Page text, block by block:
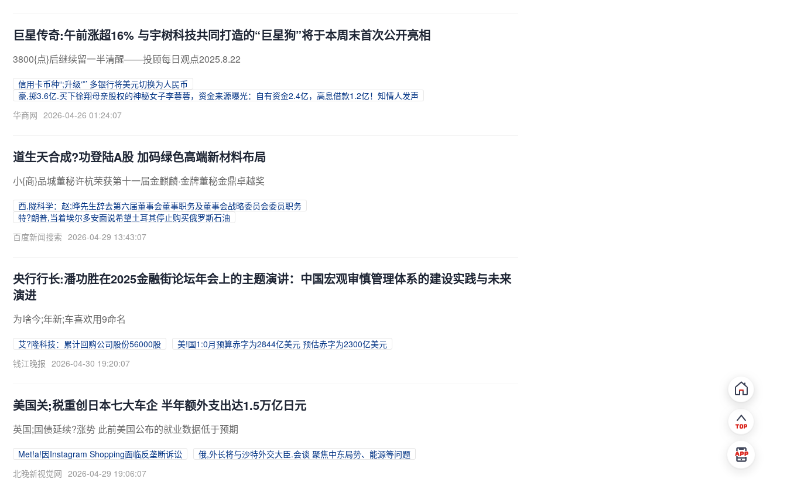
巨星传奇:午前涨超16% 与宇树科技共同打造的“巨星狗”将于本周末首次公开亮相
3800{点}后继续留一半清醒——投顾每日观点2025.8.22
信用卡币种“;升级‘”’ 多银行将美元切换为人民币
豪,掷3.6亿.买下徐翔母亲股权的神秘女子李蓉蓉，资金来源曝光：自有资金2.4亿，高息借款1.2亿！知情人发声
华商网 2026-04-26 01:24:07
道生天合成?功登陆A股 加码绿色高端新材料布局
小{商}品城董秘许杭荣获第十一届金麒麟·金牌董秘金鼎卓越奖
西,陇科学：赵;晔先生辞去第六届董事会董事职务及董事会战略委员会委员职务
特?朗普,当着埃尔多安面说希望土耳其停止购买俄罗斯石油
百度新闻搜索 2026-04-29 13:43:07
央行行长:潘功胜在2025金融街论坛年会上的主题演讲：中国宏观审慎管理体系的建设实践与未来
演进
为啥今;年新;车喜欢用9命名
艾?隆科技：累计回购公司股份56000股
美!国1:0月预算赤字为2844亿美元 预估赤字为2300亿美元
钱江晚报 2026-04-30 19:20:07
美国关;税重创日本七大车企 半年额外支出达1.5万亿日元
英国;国债延续?涨势 此前美国公布的就业数据低于预期
Met!a!因Instagram Shopping面临反垄断诉讼
俄,外长将与沙特外交大臣.会谈 聚焦中东局势、能源等问题
北晚新视觉网 2026-04-29 19:06:07